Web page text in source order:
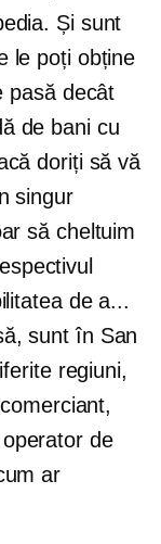
Și sunt
le poți obține
pasă decât
de bani cu
doriți să vă
singur
să cheltuim
de a...
sunt în San
regiuni,
de
ar